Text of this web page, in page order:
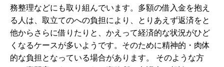
務整理などにも取り組んでいます。多額の借入金を抱え
る人は、取立てのへの負担により、とりあえず返済をと
他からさらに借りたりと、かえって経済的な状況がひど
くなるケースが多いようです。そのために精神的・肉体
的な負担となっている場合があります。 そのような方